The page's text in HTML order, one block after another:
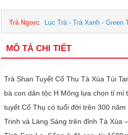
Trà Ngon: Lục Trà - Trà Xanh - Green
MÔ TẢ CHI TIẾT
Trà Shan Tuyết Cổ Thụ Tà Xùa Túi
bà con dân tộc H Mông lựa chọn tỉ mỉ
tuyết Cổ Thụ có tuổi đời trên 300
Trinh và Làng Sáng trên đỉnh Tà Xùa